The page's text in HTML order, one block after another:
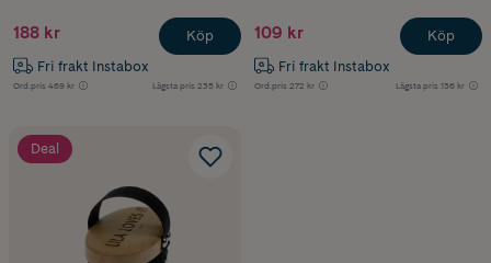
188 kr
Fri frakt Instabox
Ord.pris 469 kr Lägsta pris 235 kr
Köp 109 kr
Fri frakt Instabox
Ord.pris 272 kr Lägsta pris 136 kr
Köp
Deal